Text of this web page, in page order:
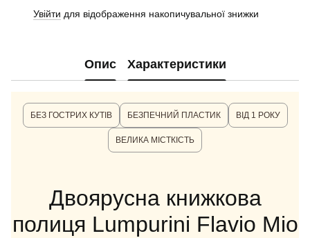
Увійти для відображення накопичувальної знижки
Опис Характеристики
БЕЗ ГОСТРИХ КУТІВ БЕЗПЕЧНИЙ ПЛАСТИК ВІД 1 РОКУ
ВЕЛИКА МІСТКІСТЬ
Двоярусна книжкова
полиця Lumpurini Flavio Mio